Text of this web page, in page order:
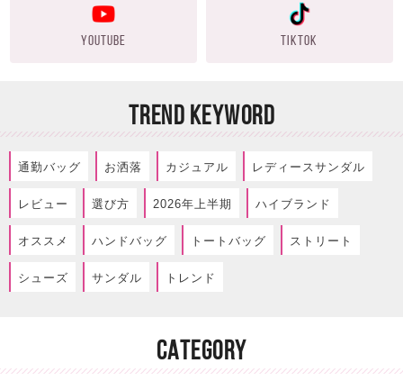
YOUTUBE TIKTOK
TREND KEYWORD
通勤バッグ お洒落 カジュアル レディースサンダル
レビュー 選び方 2026年上半期 ハイブランド
オススメ ハンドバッグ トートバッグ ストリート
シューズ サンダル トレンド
CATEGORY